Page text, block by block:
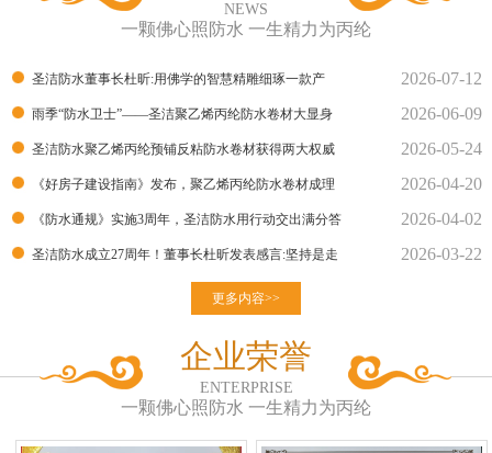
NEWS
一颗佛心照防水 一生精力为丙纶
圣洁防水董事长杜昕:用佛学的智慧精雕细琢一款产
品！
2026-07-12
雨季“防水卫士”——圣洁聚乙烯丙纶防水卷材大显身
手！
2026-06-09
圣洁防水聚乙烯丙纶预铺反粘防水卷材获得两大权威
部门的检测报告
2026-05-24
《好房子建设指南》发布，聚乙烯丙纶防水卷材成理
想建材
2026-04-20
《防水通规》实施3周年，圣洁防水用行动交出满分答
卷
2026-04-02
圣洁防水成立27周年！董事长杜昕发表感言:坚持是走 2026-03-22
更多内容>>
企业荣誉
ENTERPRISE
一颗佛心照防水 一生精力为丙纶